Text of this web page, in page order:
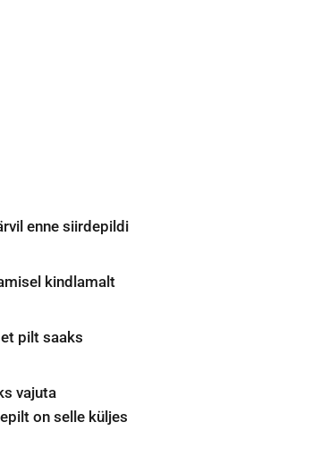
enne siirdepildi
kindlamalt
pilt saaks
vajuta
on selle küljes